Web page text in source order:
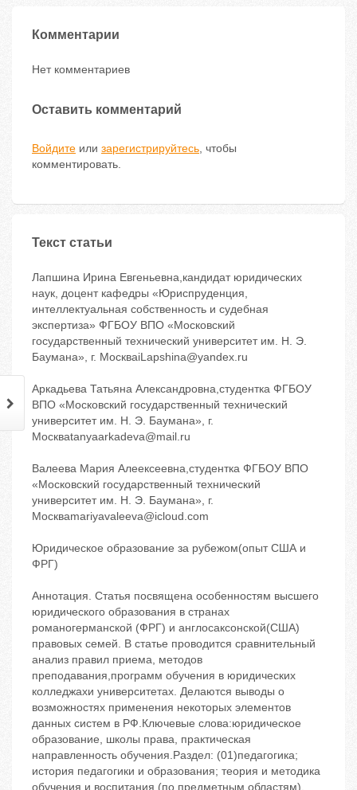
Комментарии
Нет комментариев
Оставить комментарий
Войдите или зарегистрируйтесь, чтобы
комментировать.
Текст статьи
Лапшина Ирина Евгеньевна,кандидат юридических
наук, доцент кафедры «Юриспруденция,
интеллектуальная собственность и судебная
экспертиза» ФГБОУ ВПО «Московский
государственный технический университет им. Н. Э.
Баумана», г. МоскваiLapshina@yandex.ru
Аркадьева Татьяна Александровна,студентка ФГБОУ
ВПО «Московский государственный технический
университет им. Н. Э. Баумана», г.
Москваtanyaarkadeva@mail.ru
Валеева Мария Алеексеевна,студентка ФГБОУ ВПО
«Московский государственный технический
университет им. Н. Э. Баумана», г.
Москваmariyavaleeva@icloud.com
Юридическое образование за рубежом(опыт США и
ФРГ)
Аннотация. Статья посвящена особенностям высшего
юридического образования в странах
романогерманской (ФРГ) и англосаксонской(США)
правовых семей. В статье проводится сравнительный
анализ правил приема, методов
преподавания,программ обучения в юридических
колледжахи университетах. Делаются выводы о
возможностях применения некоторых элементов
данных систем в РФ.Ключевые слова:юридическое
образование, школы права, практическая
направленность обучения.Раздел: (01)педагогика;
история педагогики и образования; теория и методика
обучения и воспитания (по предметным областям).